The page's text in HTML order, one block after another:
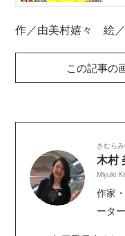
を
て
作／由美村嬉々 絵
この記事の
きむら
木村
Miyuki
作家
ーター